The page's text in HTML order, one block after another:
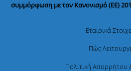
συμμόρφωση με τον Κανονισμό (ΕΕ)
Εταιρικά
Πώς
Πολιτική Απορρήτου